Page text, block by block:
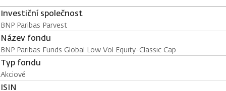
Investiční společnost
BNP Paribas Parvest
Název fondu
BNP Paribas Funds Global Low Vol Equity-Classic Cap
Typ fondu
Akciové
ISIN